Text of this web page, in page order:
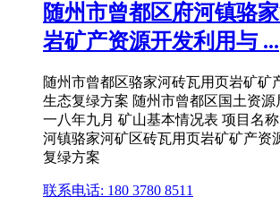
随州市曾都区府河镇骆
岩矿产资源开发利用与 ...
随州市曾都区骆家河砖瓦用页岩矿矿
生态复绿方案 随州市曾都区国土资源
一八年九月 矿山基本情况表 项目名
河镇骆家河矿区砖瓦用页岩矿矿产资
复绿方案
联系电话: 180 3780 8511